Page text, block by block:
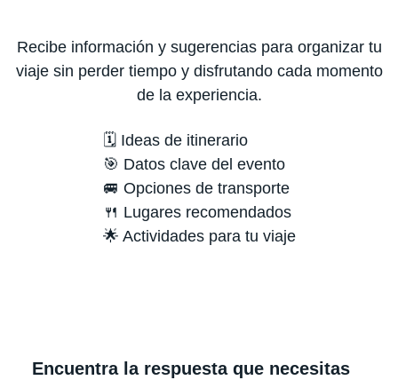
Recibe información y sugerencias para organizar tu
viaje sin perder tiempo y disfrutando cada momento
de la experiencia.
🗓️ Ideas de itinerario
🎯 Datos clave del evento
🚐 Opciones de transporte
🍴 Lugares recomendados
🌟 Actividades para tu viaje
Encuentra la respuesta que necesitas